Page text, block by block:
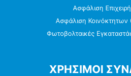
Ασφάλιση
Ασφάλιση Κοινόκτητων
Φωτοβολταικές
ΧΡΗΣΙΜΟΙ